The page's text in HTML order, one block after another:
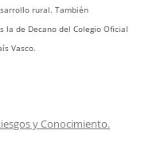
rural. También
de Decano del Colegio Oficial
Vasco.
y Conocimiento.